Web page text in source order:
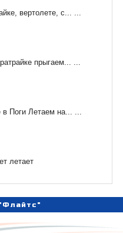
вертолете, с... ...
прыгаем... ...
Поги Летаем на... ...
летает